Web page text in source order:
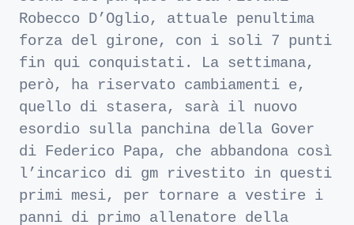
Robecco D’Oglio, attuale penultima
forza del girone, con i soli 7 punti
fin qui conquistati. La settimana,
però, ha riservato cambiamenti e,
quello di stasera, sarà il nuovo
esordio sulla panchina della Gover
di Federico Papa, che abbandona così
l’incarico di gm rivestito in questi
primi mesi, per tornare a vestire i
panni di primo allenatore della